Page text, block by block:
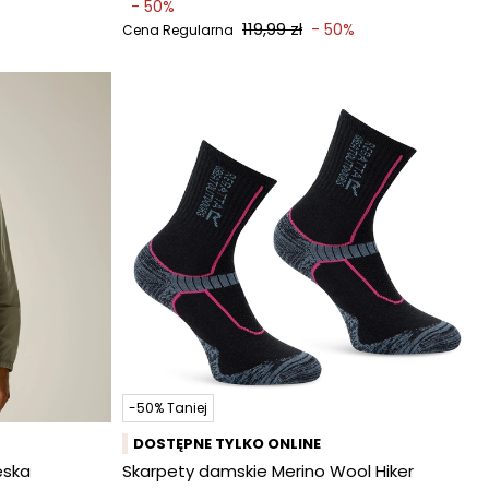
- 50%
Cena Regularna 119,99 zł - 50%
-50% Taniej
DOSTĘPNE TYLKO ONLINE
Skarpety damskie Merino Wool Hiker